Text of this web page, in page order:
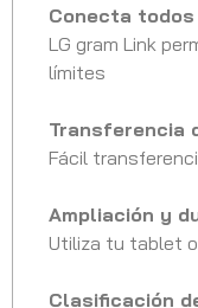
Conecta
LG gram Link
límites
Transferencia
Fácil
Ampliación y
Utiliza tu tablet
Clasificación